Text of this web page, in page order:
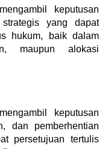
keputusan
yang dapat
hukum, baik dalam
maupun alokasi
keputusan
dan pemberhentian
persetujuan tertulis